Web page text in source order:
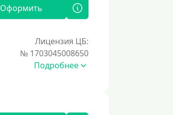
Оформить
Лицензия ЦБ:
№ 1703045008650
Подробнее